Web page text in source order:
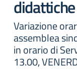
didattiche
Variazione
assemblea
in orario di
13.00,